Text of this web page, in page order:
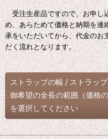
受注生産品ですので、お申し
め、あらためて価格と納期を連
承をいただいてから、代金のお
だく流れとなります。
ストラップの幅 / ストラッ
御希望の全長の範囲（価格の
を選択してください